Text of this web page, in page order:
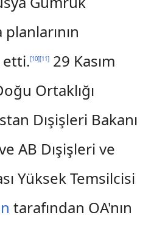
etti.[10][11]29 Kasım
Ortaklığı
Dışişleri Bakanı
AB Dışişleri ve
Yüksek Temsilcisi
tarafından OA'nın